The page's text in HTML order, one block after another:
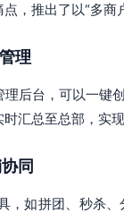
，推出了以“多
理
后台，可以一键
汇总至总部，实现
同
，如拼团、秒杀